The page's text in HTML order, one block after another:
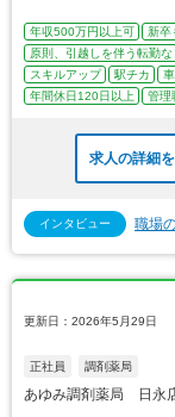
年収500万円以上可 新卒
原則、引越しを伴う転勤な
スキルアップ
駅チカ
年間休日120日以上
管理
求人の詳細
インタビュー 職場
更新日：2026年5月29日
正社員 調剤薬局
あゆみ調剤薬局 日永